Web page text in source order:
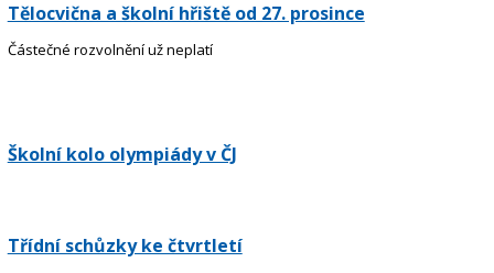
Tělocvična a školní hřiště od 27. prosince
Částečné rozvolnění už neplatí
Školní kolo olympiády v ČJ
Třídní schůzky ke čtvrtletí